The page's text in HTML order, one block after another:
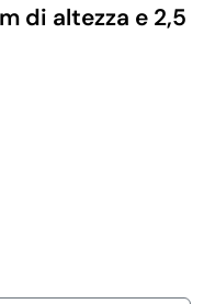
ALIMENTARI
di altezza e 2,5